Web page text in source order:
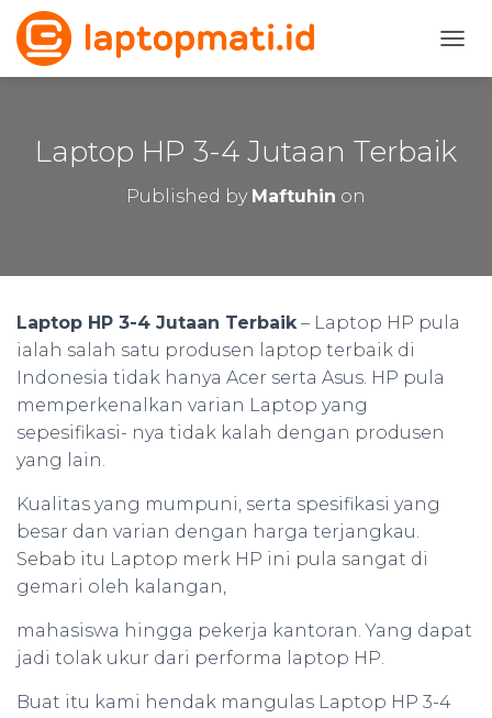
O
E
I
Laptop HP 3-4 Jutaan Terbaik
Published by Maftuhin on
Laptop HP 3-4 Jutaan Terbaik– Laptop HP pula
ialah salah satu produsen laptop terbaik di
Indonesia tidak hanya Acer serta Asus. HP pula
memperkenalkan varian Laptop yang
sepesifikasi- nya tidak kalah dengan produsen
yang lain.
Kualitas yang mumpuni, serta spesifikasi yang
besar dan varian dengan harga terjangkau.
Sebab itu Laptop merk HP ini pula sangat di
gemari oleh kalangan,
mahasiswa hingga pekerja kantoran. Yang dapat
jadi tolak ukur dari performa laptop HP.
Buat itu kami hendak mangulas Laptop HP 3-4